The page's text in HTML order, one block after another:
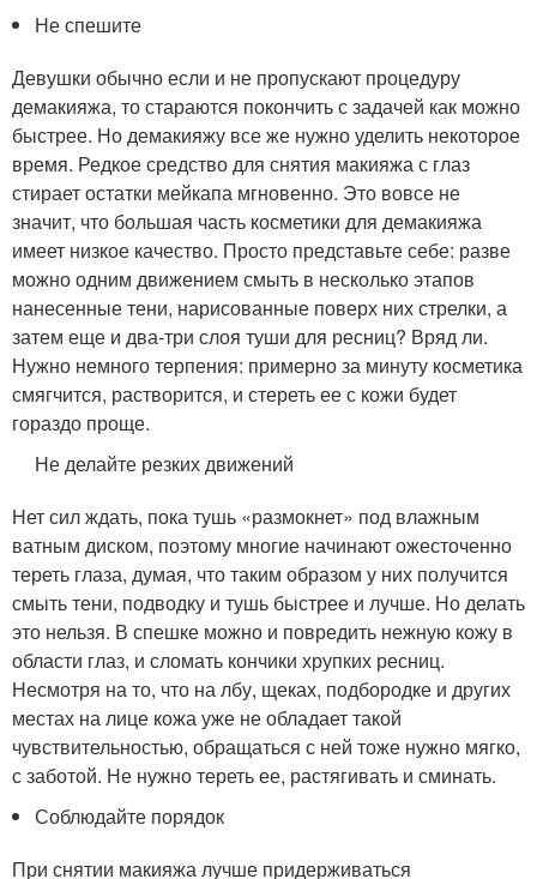
Не спешите
Девушки обычно если и не пропускают процедуру
демакияжа, то стараются покончить с задачей как можно
быстрее. Но демакияжу все же нужно уделить некоторое
время. Редкое средство для снятия макияжа с глаз
стирает остатки мейкапа мгновенно. Это вовсе не
значит, что большая часть косметики для демакияжа
имеет низкое качество. Просто представьте себе: разве
можно одним движением смыть в несколько этапов
нанесенные тени, нарисованные поверх них стрелки, а
затем еще и два-три слоя туши для ресниц? Вряд ли.
Нужно немного терпения: примерно за минуту косметика
смягчится, растворится, и стереть ее с кожи будет
гораздо проще.
Не делайте резких движений
Нет сил ждать, пока тушь «размокнет» под влажным
ватным диском, поэтому многие начинают ожесточенно
тереть глаза, думая, что таким образом у них получится
смыть тени, подводку и тушь быстрее и лучше. Но делать
это нельзя. В спешке можно и повредить нежную кожу в
области глаз, и сломать кончики хрупких ресниц.
Несмотря на то, что на лбу, щеках, подбородке и других
местах на лице кожа уже не обладает такой
чувствительностью, обращаться с ней тоже нужно мягко,
с заботой. Не нужно тереть ее, растягивать и сминать.
Соблюдайте порядок
При снятии макияжа лучше придерживаться